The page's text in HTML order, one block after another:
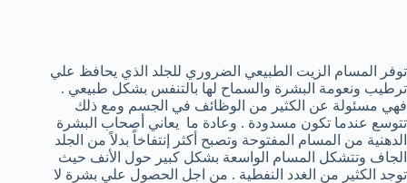
توفر المسام الزيت الطبيعي الضروري للجلد الذي يحافظ علي
ترطيب ونعومة البشرة والسماح لها بالتنفس بشكل طبيعي .
فهي مسئولة عن الكثير من الوظائف في الجسم ومع ذلك
تتوسع عندما تكون مسدودة . وعادة ما يعاني أصحاب البشرة
الدهنية من المسام المفتوحة وتصبح أكثر إنتفاخاً بدلاً من الجلد
الجاف وتتشكل المسام الواسعة بشكل كبير حول الأنف حيث
توجد الكثير من الغدد النفطية . من اجل الحصول علي بشرة لا